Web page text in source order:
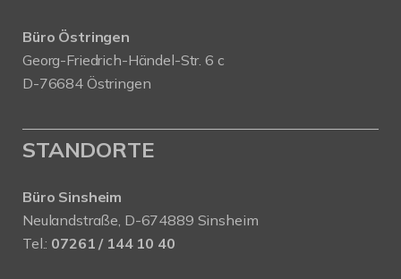
Büro Östringen
Georg-Friedrich-Händel-Str. 6 c
D-76684 Östringen
STANDORTE
Büro Sinsheim
Neulandstraße, D-674889 Sinsheim
Tel.: 07261 / 144 10 40